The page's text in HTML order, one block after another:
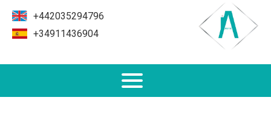
+442035294796
+34911436904